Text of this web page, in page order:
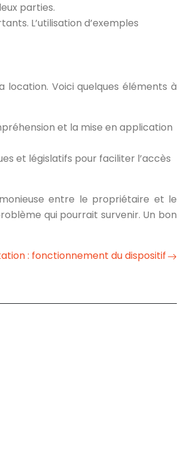
parties.
L’utilisation d’exemples
Voici quelques éléments à
et la mise en application
et législatifs pour faciliter l’accès
entre le propriétaire et le
qui pourrait survenir. Un bon
: fonctionnement du dispositif